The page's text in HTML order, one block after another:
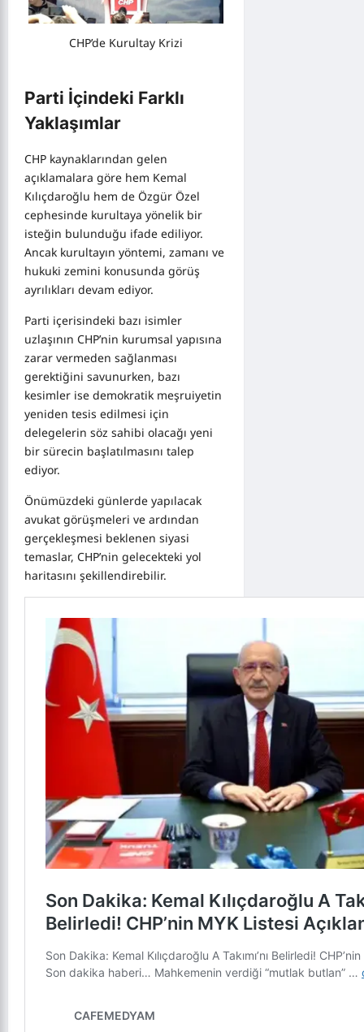
CHP’de Kurultay Krizi
Parti İçindeki Farklı
Yaklaşımlar
CHP kaynaklarından gelen
açıklamalara göre hem Kemal
Kılıçdaroğlu hem de Özgür Özel
cephesinde kurultaya yönelik bir
isteğin bulunduğu ifade ediliyor.
Ancak kurultayın yöntemi, zamanı ve
hukuki zemini konusunda görüş
ayrılıkları devam ediyor.
Parti içerisindeki bazı isimler
uzlaşının CHP’nin kurumsal yapısına
zarar vermeden sağlanması
gerektiğini savunurken, bazı
kesimler ise demokratik meşruiyetin
yeniden tesis edilmesi için
delegelerin söz sahibi olacağı yeni
bir sürecin başlatılmasını talep
ediyor.
Önümüzdeki günlerde yapılacak
avukat görüşmeleri ve ardından
gerçekleşmesi beklenen siyasi
temaslar, CHP’nin gelecekteki yol
haritasını şekillendirebilir.